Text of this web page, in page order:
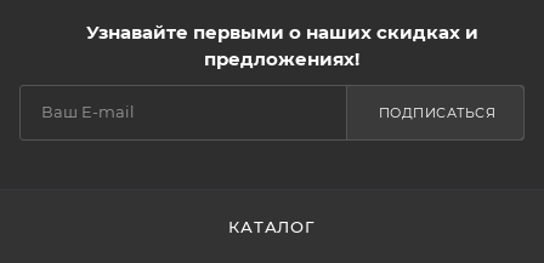
Узнавайте первыми о наших скидках и
предложениях!
ПОДПИСАТЬСЯ
КАТАЛОГ